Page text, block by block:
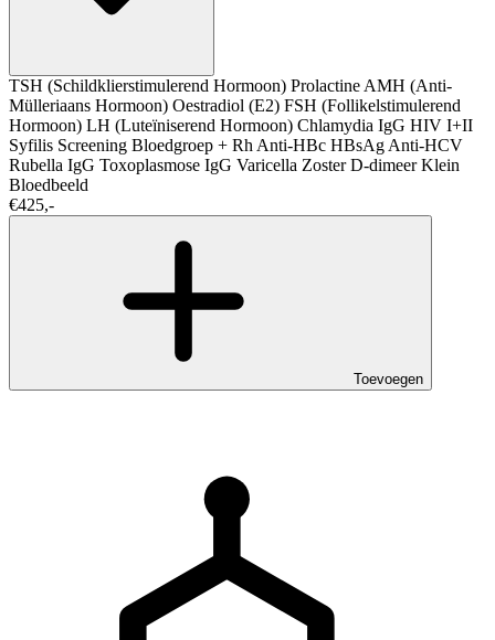
TSH (Schildklierstimulerend Hormoon) Prolactine AMH (Anti-
Mülleriaans Hormoon) Oestradiol (E2) FSH (Follikelstimulerend
Hormoon) LH (Luteïniserend Hormoon) Chlamydia IgG HIV I+II
Syfilis Screening Bloedgroep + Rh Anti-HBc HBsAg Anti-HCV
Rubella IgG Toxoplasmose IgG Varicella ZosterD-dimeerKlein
Bloedbeeld
€425,-
Toevoegen